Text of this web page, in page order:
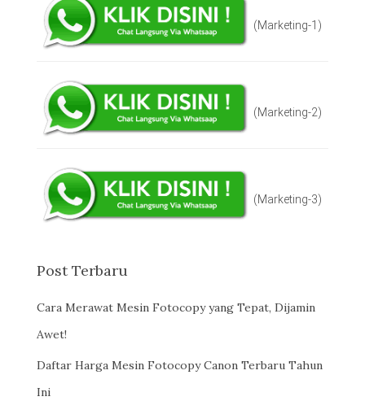
(Marketing-1)
(Marketing-2)
(Marketing-3)
Post Terbaru
Cara Merawat Mesin Fotocopy yang Tepat, Dijamin
Awet!
Daftar Harga Mesin Fotocopy Canon Terbaru Tahun
Ini